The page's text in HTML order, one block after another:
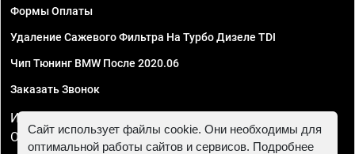
Формы Оплаты
Удаление Сажевого Фильтра На Турбо Дизеле TDI
Чип Тюнинг BMW После 2020.06
Заказать Звонок
ИП Смирнов Георгий Павлович. ИНН 781302555843,
ОГРНИП 324470400032610
Сайт использует файлы cookie. Они необходимы для
оптимальной работы сайтов и сервисов. Подробнее